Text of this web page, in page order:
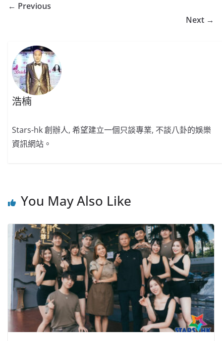
← Previous
Next →
浩楠
Stars-hk 創辦人, 希望建立一個只談專業, 不談八卦的娛樂
資訊網站。
You May Also Like